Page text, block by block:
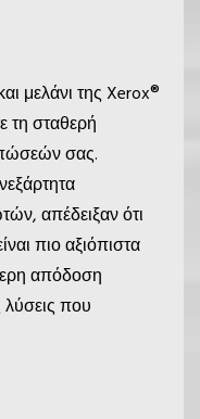
μελάνι της Xerox®
τη σταθερή
σας.
απέδειξαν ότι
πιο αξιόπιστα
απόδοση
λύσεις που